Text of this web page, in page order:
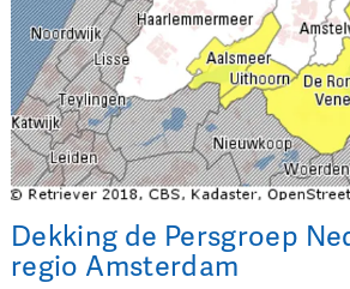
Dekking de Persgroep
regio Amsterdam